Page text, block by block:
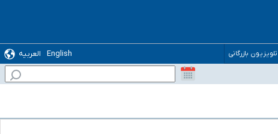
تلویزیون بازرگانی English
العربیه